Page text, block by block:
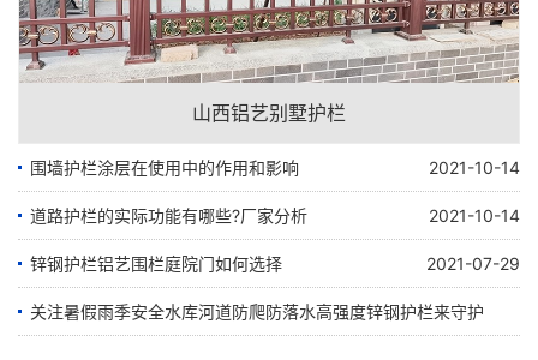
山西铝艺别墅护栏
围墙护栏涂层在使用中的作用和影响 2021-10-14
道路护栏的实际功能有哪些?厂家分析 2021-10-14
锌钢护栏铝艺围栏庭院门如何选择 2021-07-29
关注暑假雨季安全水库河道防爬防落水高强度锌钢护栏来守护